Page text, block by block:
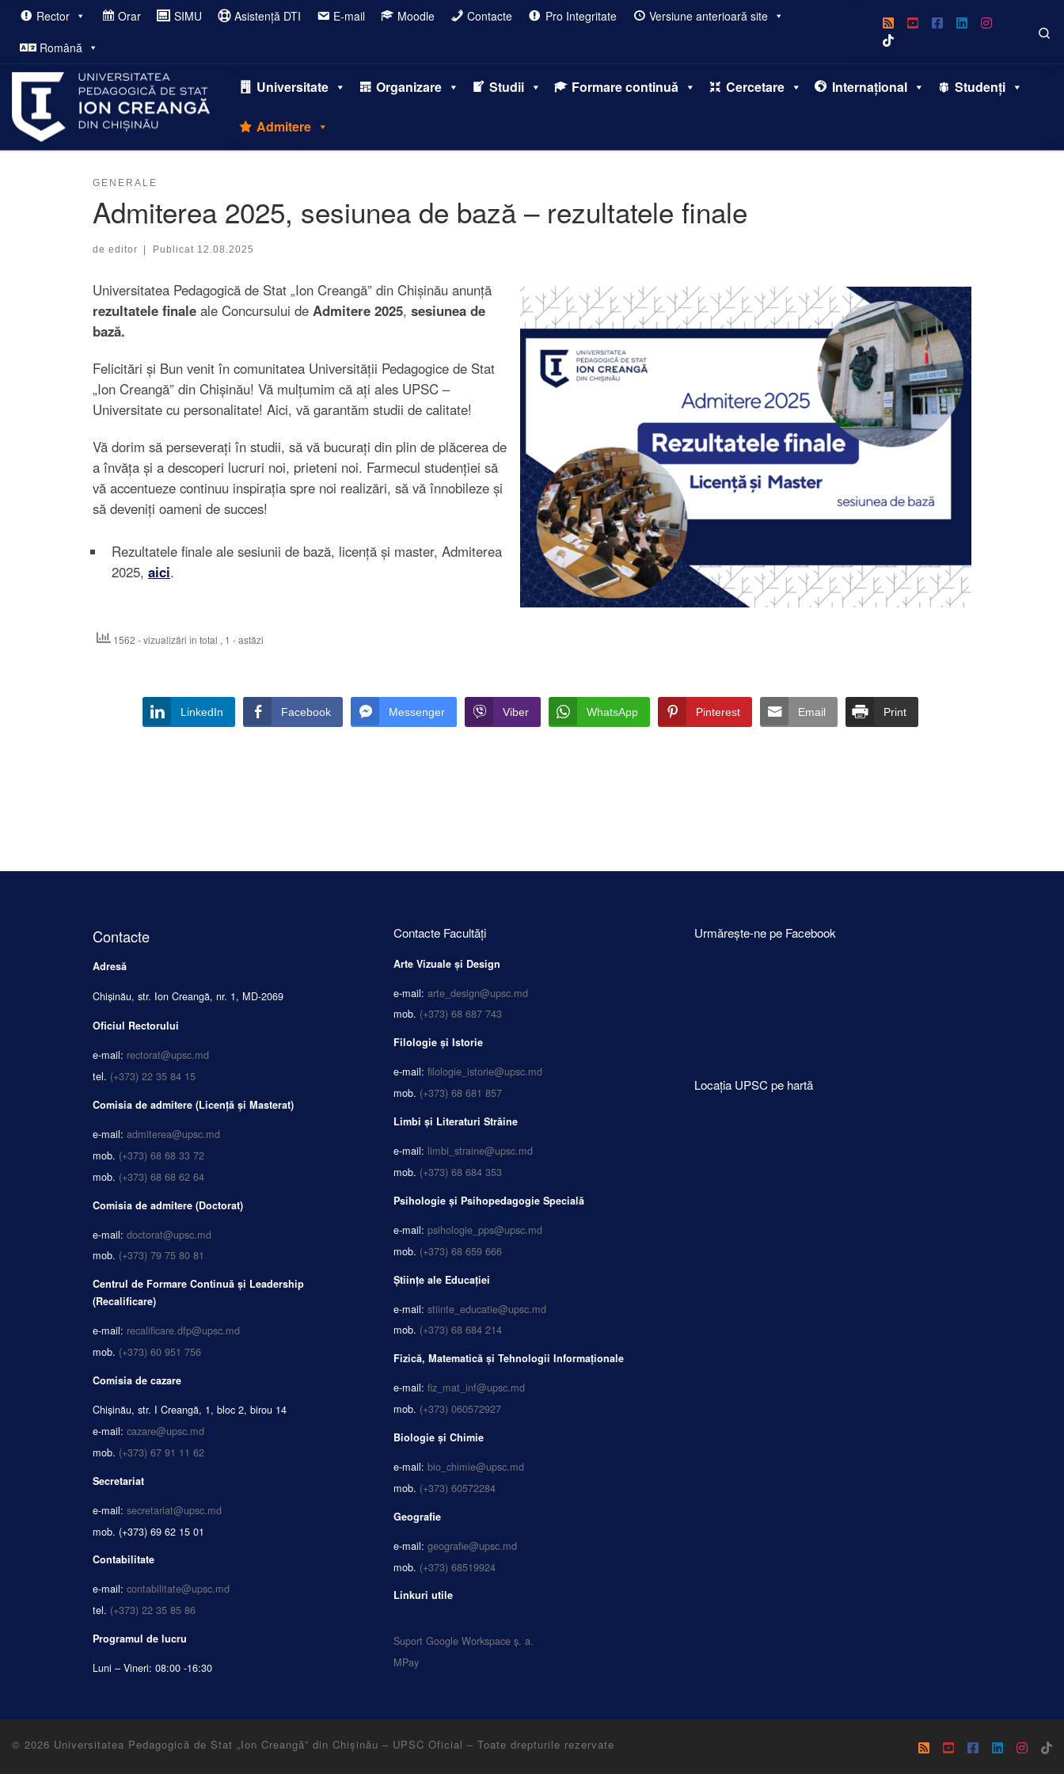
Afișează întregul conținut
Rector Orar SIMU Asistență DTI E-mail Moodle Contacte Pro Integritate
Versiune anterioară site
Română
Universitate Organizare Studii Formare continuă Cercetare Internațional Studenți
Admitere
GENERALE
Admiterea 2025, sesiunea de bază – rezultatele finale
de editor | Publicat 12.08.2025
Universitatea Pedagogică de Stat „Ion Creangă” din Chișinău anunță
rezultatele finale ale Concursului de Admitere 2025, sesiunea de
bază.
Felicitări și Bun venit în comunitatea Universității Pedagogice de Stat
„Ion Creangă” din Chișinău! Vă mulțumim că ați ales UPSC –
Universitate cu personalitate! Aici, vă garantăm studii de calitate!
Vă dorim să perseverați în studii, să vă bucurați din plin de plăcerea de
a învăța și a descoperi lucruri noi, prieteni noi. Farmecul studenției să
vă accentueze continuu inspirația spre noi realizări, să vă înnobileze și
să deveniți oameni de succes!
Rezultatele finale ale sesiunii de bază, licență și master, Admiterea
2025, aici.
1562 - vizualizări în total , 1 - astăzi
LinkedIn Facebook Messenger Viber WhatsApp Pinterest Email Print
Contacte
Adresă
Chișinău, str. Ion Creangă, nr. 1, MD-2069
Oficiul Rectorului
e-mail: rectorat@upsc.md
tel. (+373) 22 35 84 15
Comisia de admitere (Licență și Masterat)
e-mail: admiterea@upsc.md
mob. (+373) 68 68 33 72
mob. (+373) 68 68 62 64
Comisia de admitere (Doctorat)
e-mail: doctorat@upsc.md
mob. (+373) 79 75 80 81
Centrul de Formare Continuă și Leadership
(Recalificare)
e-mail: recalificare.dfp@upsc.md
mob. (+373) 60 951 756
Comisia de cazare
Chișinău, str. I Creangă, 1, bloc 2, birou 14
e-mail: cazare@upsc.md
mob. (+373) 67 91 11 62
Secretariat
e-mail: secretariat@upsc.md
mob. (+373) 69 62 15 01
Contabilitate
e-mail: contabilitate@upsc.md
tel. (+373) 22 35 85 86
Programul de lucru
Luni – Vineri: 08:00 -16:30
Contacte Facultăți
Arte Vizuale și Design
e-mail: arte_design@upsc.md
mob. (+373) 68 687 743
Filologie și Istorie
e-mail: filologie_istorie@upsc.md
mob. (+373) 68 681 857
Limbi și Literaturi Străine
e-mail: limbi_straine@upsc.md
mob. (+373) 68 684 353
Psihologie și Psihopedagogie Specială
e-mail: psihologie_pps@upsc.md
mob. (+373) 68 659 666
Științe ale Educației
e-mail: stiinte_educatie@upsc.md
mob. (+373) 68 684 214
Fizică, Matematică și Tehnologii Informaționale
e-mail: fiz_mat_inf@upsc.md
mob. (+373) 060572927
Biologie și Chimie
e-mail: bio_chimie@upsc.md
mob. (+373) 60572284
Geografie
e-mail: geografie@upsc.md
mob. (+373) 68519924
Linkuri utile
Suport Google Workspace ș. a.
MPay
Urmărește-ne pe Facebook
Locația UPSC pe hartă
© 2026 Universitatea Pedagogică de Stat „Ion Creangă” din Chișinău – UPSC Oficial – Toate drepturile rezervate